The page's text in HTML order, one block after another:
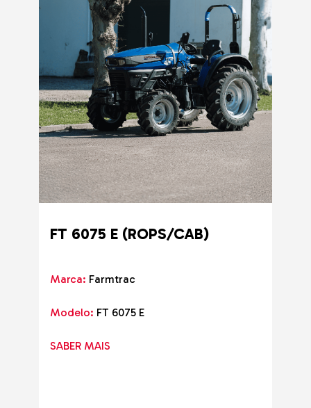
FT 6075 E (ROPS/CAB)
Marca: Farmtrac
Modelo: FT 6075 E
SABER MAIS